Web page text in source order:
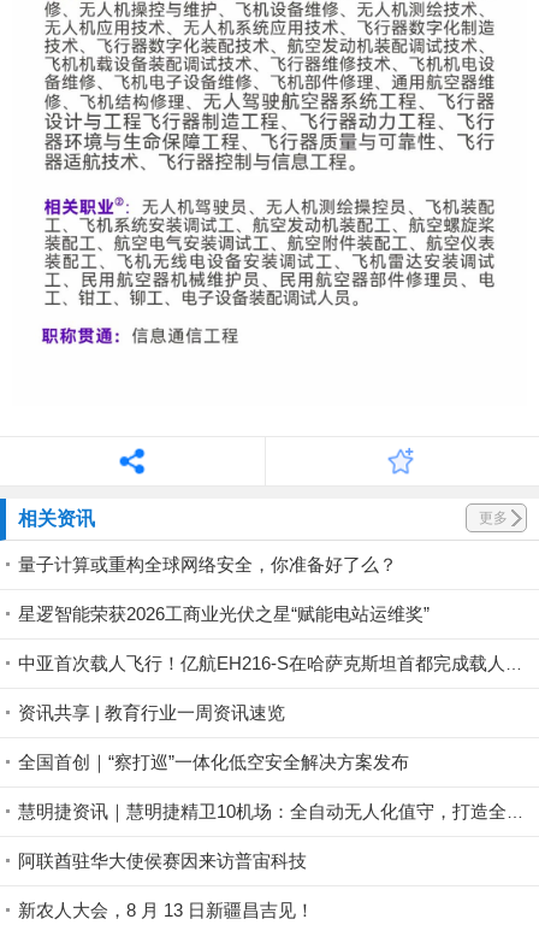
相关资讯 更多
量子计算或重构全球网络安全，你准备好了么？
星逻智能荣获2026工商业光伏之星“赋能电站运维奖”
资讯共享 | 教育行业一周资讯速览
全国首创｜“察打巡”一体化低空安全解决方案发布
阿联酋驻华大使侯赛因来访普宙科技
新农人大会，8 月 13 日新疆昌吉见！